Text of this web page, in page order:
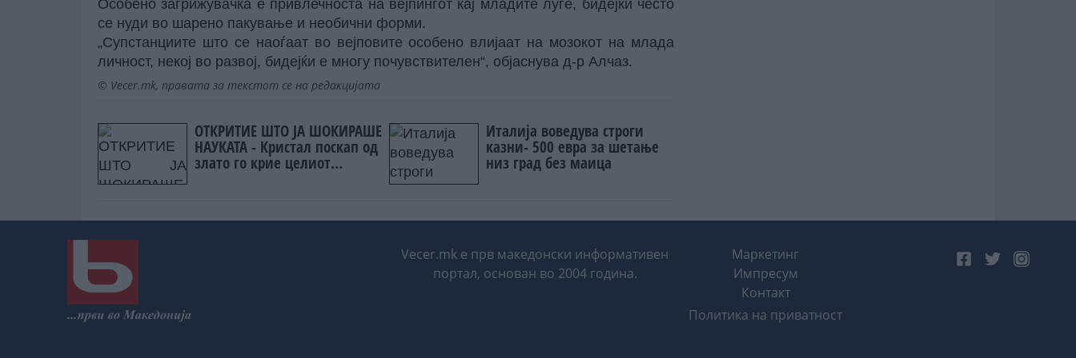
Особено загрижувачка е привлечноста на вејпингот кај младите луѓе, бидејќи често
се нуди во шарено пакување и необични форми.
„Супстанциите што се наоѓаат во вејповите особено влијаат на мозокот на млада
личност, некој во развој, бидејќи е многу почувствителен“, објаснува д-р Алчаз.
© Vecer.mk, правата за текстот се на редакцијата
ОТКРИТИЕ ШТО ЈА ШОКИРАШЕ
НАУКАТА - Кристал поскап од
злато го крие целиот
Периоден систем во себе!
Италија воведува строги
казни- 500 евра за шетање
низ град без маица
Vecer.mk е прв македонски информативен
портал, основан во 2004 година.
Маркетинг
Импресум
Контакт
Политика на приватност